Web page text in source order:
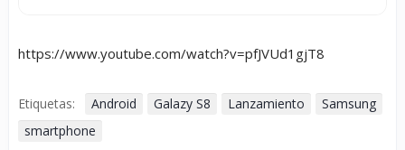
https://www.youtube.com/watch?v=pfJVUd1gjT8
Etiquetas: Android Galazy S8 Lanzamiento
Samsung
smartphone